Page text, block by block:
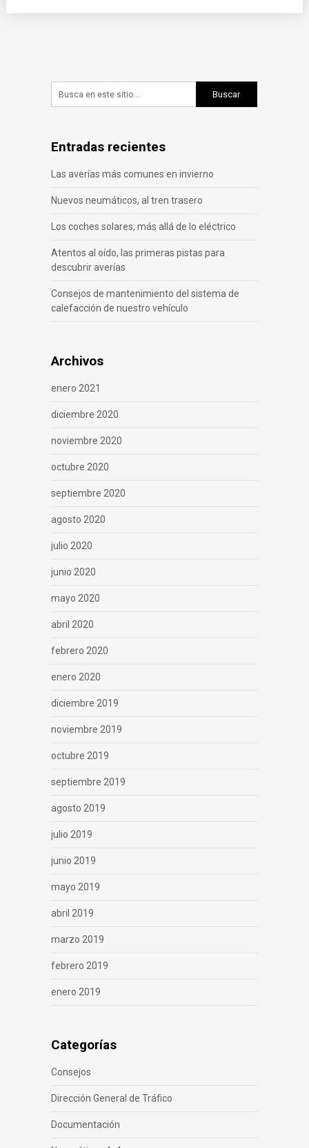
Entradas recientes
Las averías más comunes en invierno
Nuevos neumáticos, al tren trasero
Los coches solares, más allá de lo eléctrico
Atentos al oído, las primeras pistas para
descubrir averías
Consejos de mantenimiento del sistema de
calefacción de nuestro vehículo
Archivos
enero 2021
diciembre 2020
noviembre 2020
octubre 2020
septiembre 2020
agosto 2020
julio 2020
junio 2020
mayo 2020
abril 2020
febrero 2020
enero 2020
diciembre 2019
noviembre 2019
octubre 2019
septiembre 2019
agosto 2019
julio 2019
junio 2019
mayo 2019
abril 2019
marzo 2019
febrero 2019
enero 2019
Categorías
Consejos
Dirección General de Tráfico
Documentación